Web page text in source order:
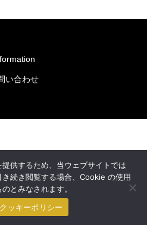
い合わせ
供するため、当ウェブサイトでは
続き閲覧する場合、Cookie の使用
とみなされます。
クッキーポリシー